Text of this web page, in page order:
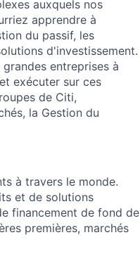
auxquels nos
apprendre à
du passif, les
d'investissement.
entreprises à
exécuter sur ces
de Citi,
la Gestion du
à travers le monde.
et de solutions
financement de fond de
premières, marchés